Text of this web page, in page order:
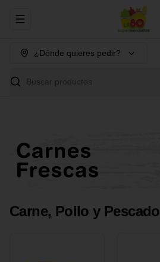
Abrir menu de navegación
¿Dónde quieres pedir?
Buscar productos
Carne, Pollo y Pescado